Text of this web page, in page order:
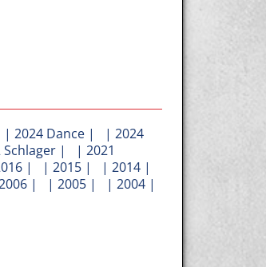
2024 Dance | | 2024
Schlager | | 2021
| | 2015 | | 2014 |
| | 2005 | | 2004 |